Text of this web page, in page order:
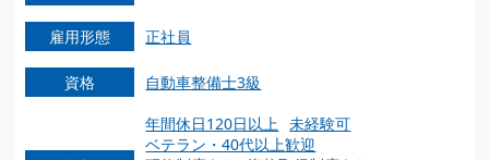
雇用形態 正社員
資格 自動車整備士3級
年間休日120日以上
未経験可
ベテラン・40代以上歓迎